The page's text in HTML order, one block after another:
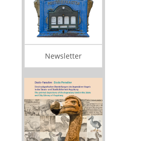
Newsletter